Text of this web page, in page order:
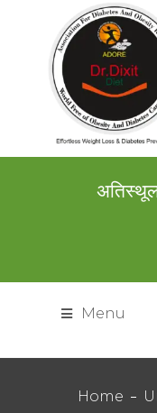
Menu
Home